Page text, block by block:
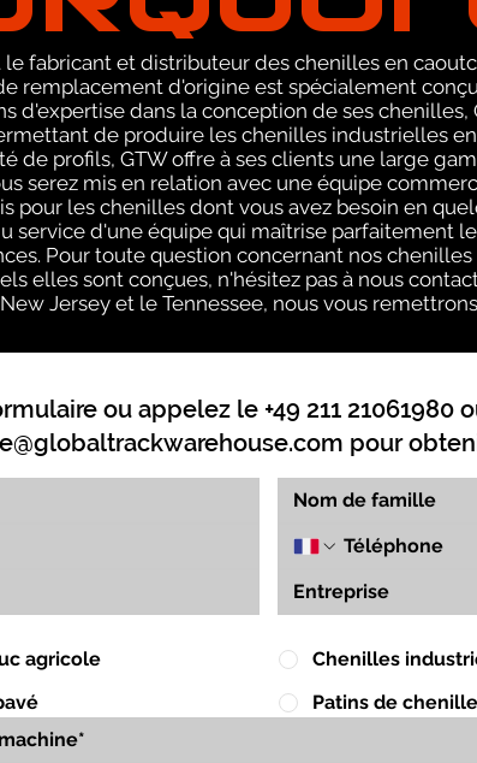
le fabricant et distributeur des chenilles en
remplacement d'origine est spécialement
d'expertise dans la conception de ses
de produire les chenilles industrielles
de profils, GTW offre à ses clients une large
serez mis en relation avec une équipe
pour les chenilles dont vous avez besoin en
service d'une équipe qui maîtrise parfaitement
Pour toute question concernant nos
elles sont conçues, n'hésitez pas à nous
Jersey et le Tennessee, nous vous
ou appelez le +49 211 21061980
pour
agricole
Chenilles
Patins de